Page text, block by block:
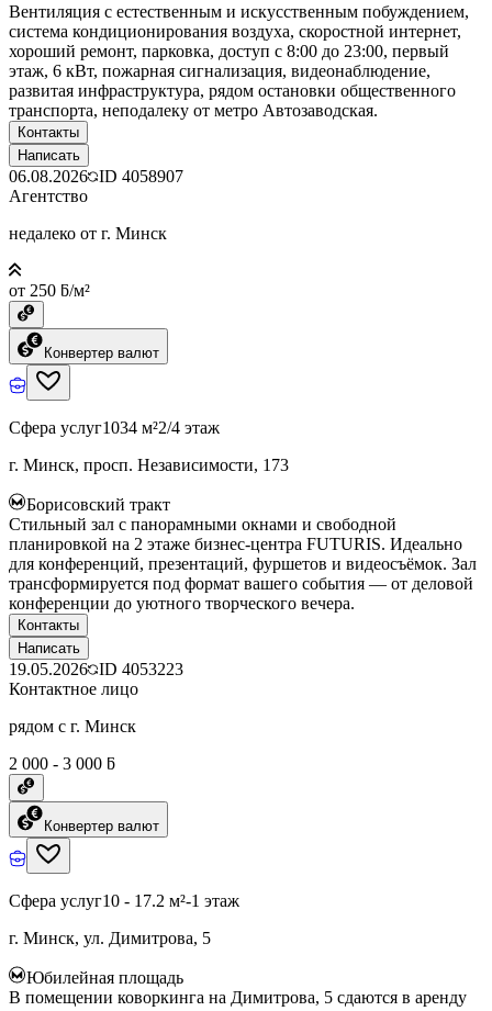
Вентиляция с естественным и искусственным побуждением,
система кондиционирования воздуха, скоростной интернет,
хороший ремонт, парковка, доступ с 8:00 до 23:00, первый
этаж, 6 кВт, пожарная сигнализация, видеонаблюдение,
развитая инфраструктура, рядом остановки общественного
транспорта, неподалеку от метро Автозаводская.
Контакты
Написать
06.08.2026 ID 4058907
Агентство
недалеко от г. Минск
от 250 ƃ/м²
Конвертер валют
Сфера услуг1034 м²2/4 этаж
г. Минск, просп. Независимости, 173
Борисовский тракт
Стильный зал с панорамными окнами и свободной
планировкой на 2 этаже бизнес-центра FUTURIS. Идеально
для конференций, презентаций, фуршетов и видеосъёмок. Зал
трансформируется под формат вашего события — от деловой
конференции до уютного творческого вечера.
Контакты
Написать
19.05.2026 ID 4053223
Контактное лицо
рядом с г. Минск
2 000 - 3 000 ƃ
Конвертер валют
Сфера услуг10 - 17.2 м²-1 этаж
г. Минск, ул. Димитрова, 5
Юбилейная площадь
В помещении коворкинга на Димитрова, 5 сдаются в аренду